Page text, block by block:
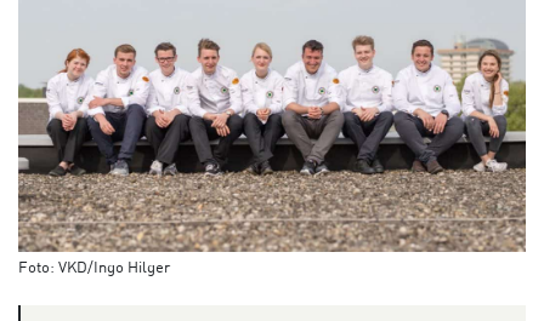
Foto: VKD/Ingo Hilger